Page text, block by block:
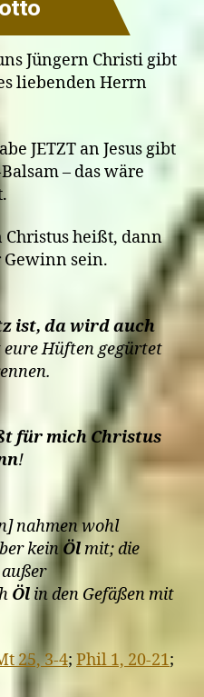
Jesu
verloren
gehen?Jüngern Christi gibt
liebenden Herrn
JETZT an Jesus gibt
– das wäre
Christus heißt, dann
sein.
ist, da wird auch
eure Hüften gegürtet
für mich Christus
!
nahmen wohl
kein Ölmit; die
Öl in den Gefäßen mit
25, 3-4; Phil 1, 20-21;